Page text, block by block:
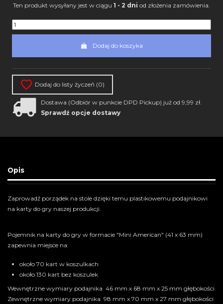
Ten produkt wysyłany jest w ciągu 1 - 2 dni od złożenia zamówienia.
Dodaj do koszyka
Dodaj do listy życzeń (0)
Dostawa (Odbiór w punkcie DPD Pickup) już od 9,99 zł.
Sprawdź opcje dostawy
Opis
Zaprowadź porządek na stole dzięki temu plastikowemu podajnikowi
na karty do gry naszej produkcji.
Pojemnik na karty do gry w formacie "Mini American" (41 x 63 mm)
zapewnia miejsce na:
około 70 kart w koszulkach
około 130 kart bez koszulek
Wewnętrzne wymiary podajnika 46 mm x 68 mm x 25 mm głębokości
Zewnętrzne wymiary podajnika 98 mm x 70 mm x 27 mm głębokości